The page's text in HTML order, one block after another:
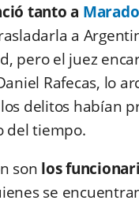
tanto a
a
pero el juez
Rafecas, lo
delitos habían
del tiempo.
son los
se